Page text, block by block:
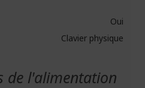
Oui
Clavier physique
de l'alimentation